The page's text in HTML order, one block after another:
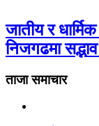
जातीय र
निजगढमा
ताजा समाचार